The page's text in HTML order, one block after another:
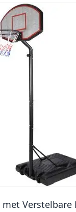
Verstelbare